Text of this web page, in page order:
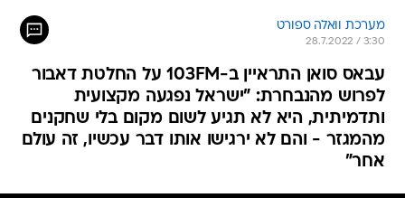
מערכת וואלה ספורט
28.7.2022 / 3:30
עבאס סואן התראיין ב-103FM על החלטת דאבור
לפרוש מהנבחרת: "ישראל נפגעה מקצועית
ותדמיתית, היא לא תגיע לשום מקום בלי שחקנים
מהמגזר - והם לא ירגישו אותו דבר עכשיו, זה עולם
אחר"